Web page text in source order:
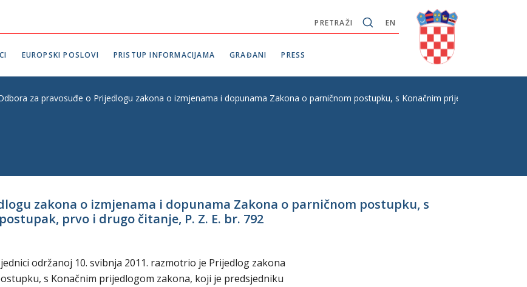
EN
PRETRAŽI
EUROPSKI POSLOVI PRISTUP INFORMACIJAMA GRAĐANI PRESS
za pravosuđe o Prijedlogu zakona o izmjenama i dopunama Zakona o parničnom postupku, s Konačnim prijedlogom
zakona o izmjenama i dopunama Zakona o parničnom postupku, s
prvo i drugo čitanje, P. Z. E. br. 792
održanoj 10. svibnja 2011. razmotrio je Prijedlog zakona
s Konačnim prijedlogom zakona, koji je predsjedniku